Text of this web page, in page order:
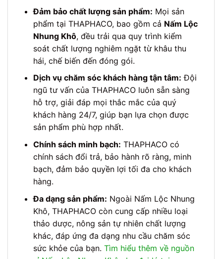
Đảm bảo chất lượng sản phẩm: Mọi sản
phẩm tại THAPHACO, bao gồm cả Nấm Lộc
Nhung Khô, đều trải qua quy trình kiểm
soát chất lượng nghiêm ngặt từ khâu thu
hái, chế biến đến đóng gói.
Dịch vụ chăm sóc khách hàng tận tâm: Đội
ngũ tư vấn của THAPHACO luôn sẵn sàng
hỗ trợ, giải đáp mọi thắc mắc của quý
khách hàng 24/7, giúp bạn lựa chọn được
sản phẩm phù hợp nhất.
Chính sách minh bạch: THAPHACO có
chính sách đổi trả, bảo hành rõ ràng, minh
bạch, đảm bảo quyền lợi tối đa cho khách
hàng.
Đa dạng sản phẩm: Ngoài Nấm Lộc Nhung
Khô, THAPHACO còn cung cấp nhiều loại
thảo dược, nông sản tự nhiên chất lượng
khác, đáp ứng đa dạng nhu cầu chăm sóc
sức khỏe của bạn. Tìm hiểu thêm về nguồn